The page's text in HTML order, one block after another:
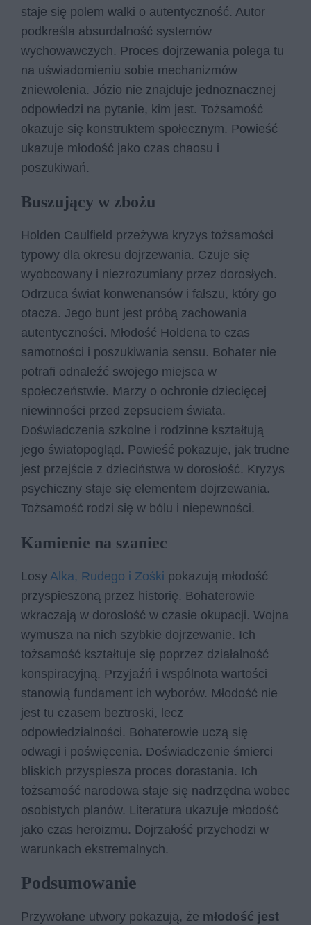
staje się polem walki o autentyczność. Autor
podkreśla absurdalność systemów
wychowawczych. Proces dojrzewania polega tu
na uświadomieniu sobie mechanizmów
zniewolenia. Józio nie znajduje jednoznacznej
odpowiedzi na pytanie, kim jest. Tożsamość
okazuje się konstruktem społecznym. Powieść
ukazuje młodość jako czas chaosu i
poszukiwań.
Buszujący w zbożu
Holden Caulfield przeżywa kryzys tożsamości
typowy dla okresu dojrzewania. Czuje się
wyobcowany i niezrozumiany przez dorosłych.
Odrzuca świat konwenansów i fałszu, który go
otacza. Jego bunt jest próbą zachowania
autentyczności. Młodość Holdena to czas
samotności i poszukiwania sensu. Bohater nie
potrafi odnaleźć swojego miejsca w
społeczeństwie. Marzy o ochronie dziecięcej
niewinności przed zepsuciem świata.
Doświadczenia szkolne i rodzinne kształtują
jego światopogląd. Powieść pokazuje, jak trudne
jest przejście z dzieciństwa w dorosłość. Kryzys
psychiczny staje się elementem dojrzewania.
Tożsamość rodzi się w bólu i niepewności.
Kamienie na szaniec
Losy Alka, Rudego i Zośki pokazują młodość
przyspieszoną przez historię. Bohaterowie
wkraczają w dorosłość w czasie okupacji. Wojna
wymusza na nich szybkie dojrzewanie. Ich
tożsamość kształtuje się poprzez działalność
konspiracyjną. Przyjaźń i wspólnota wartości
stanowią fundament ich wyborów. Młodość nie
jest tu czasem beztroski, lecz
odpowiedzialności. Bohaterowie uczą się
odwagi i poświęcenia. Doświadczenie śmierci
bliskich przyspiesza proces dorastania. Ich
tożsamość narodowa staje się nadrzędna wobec
osobistych planów. Literatura ukazuje młodość
jako czas heroizmu. Dojrzałość przychodzi w
warunkach ekstremalnych.
Podsumowanie
Przywołane utwory pokazują, że młodość jest